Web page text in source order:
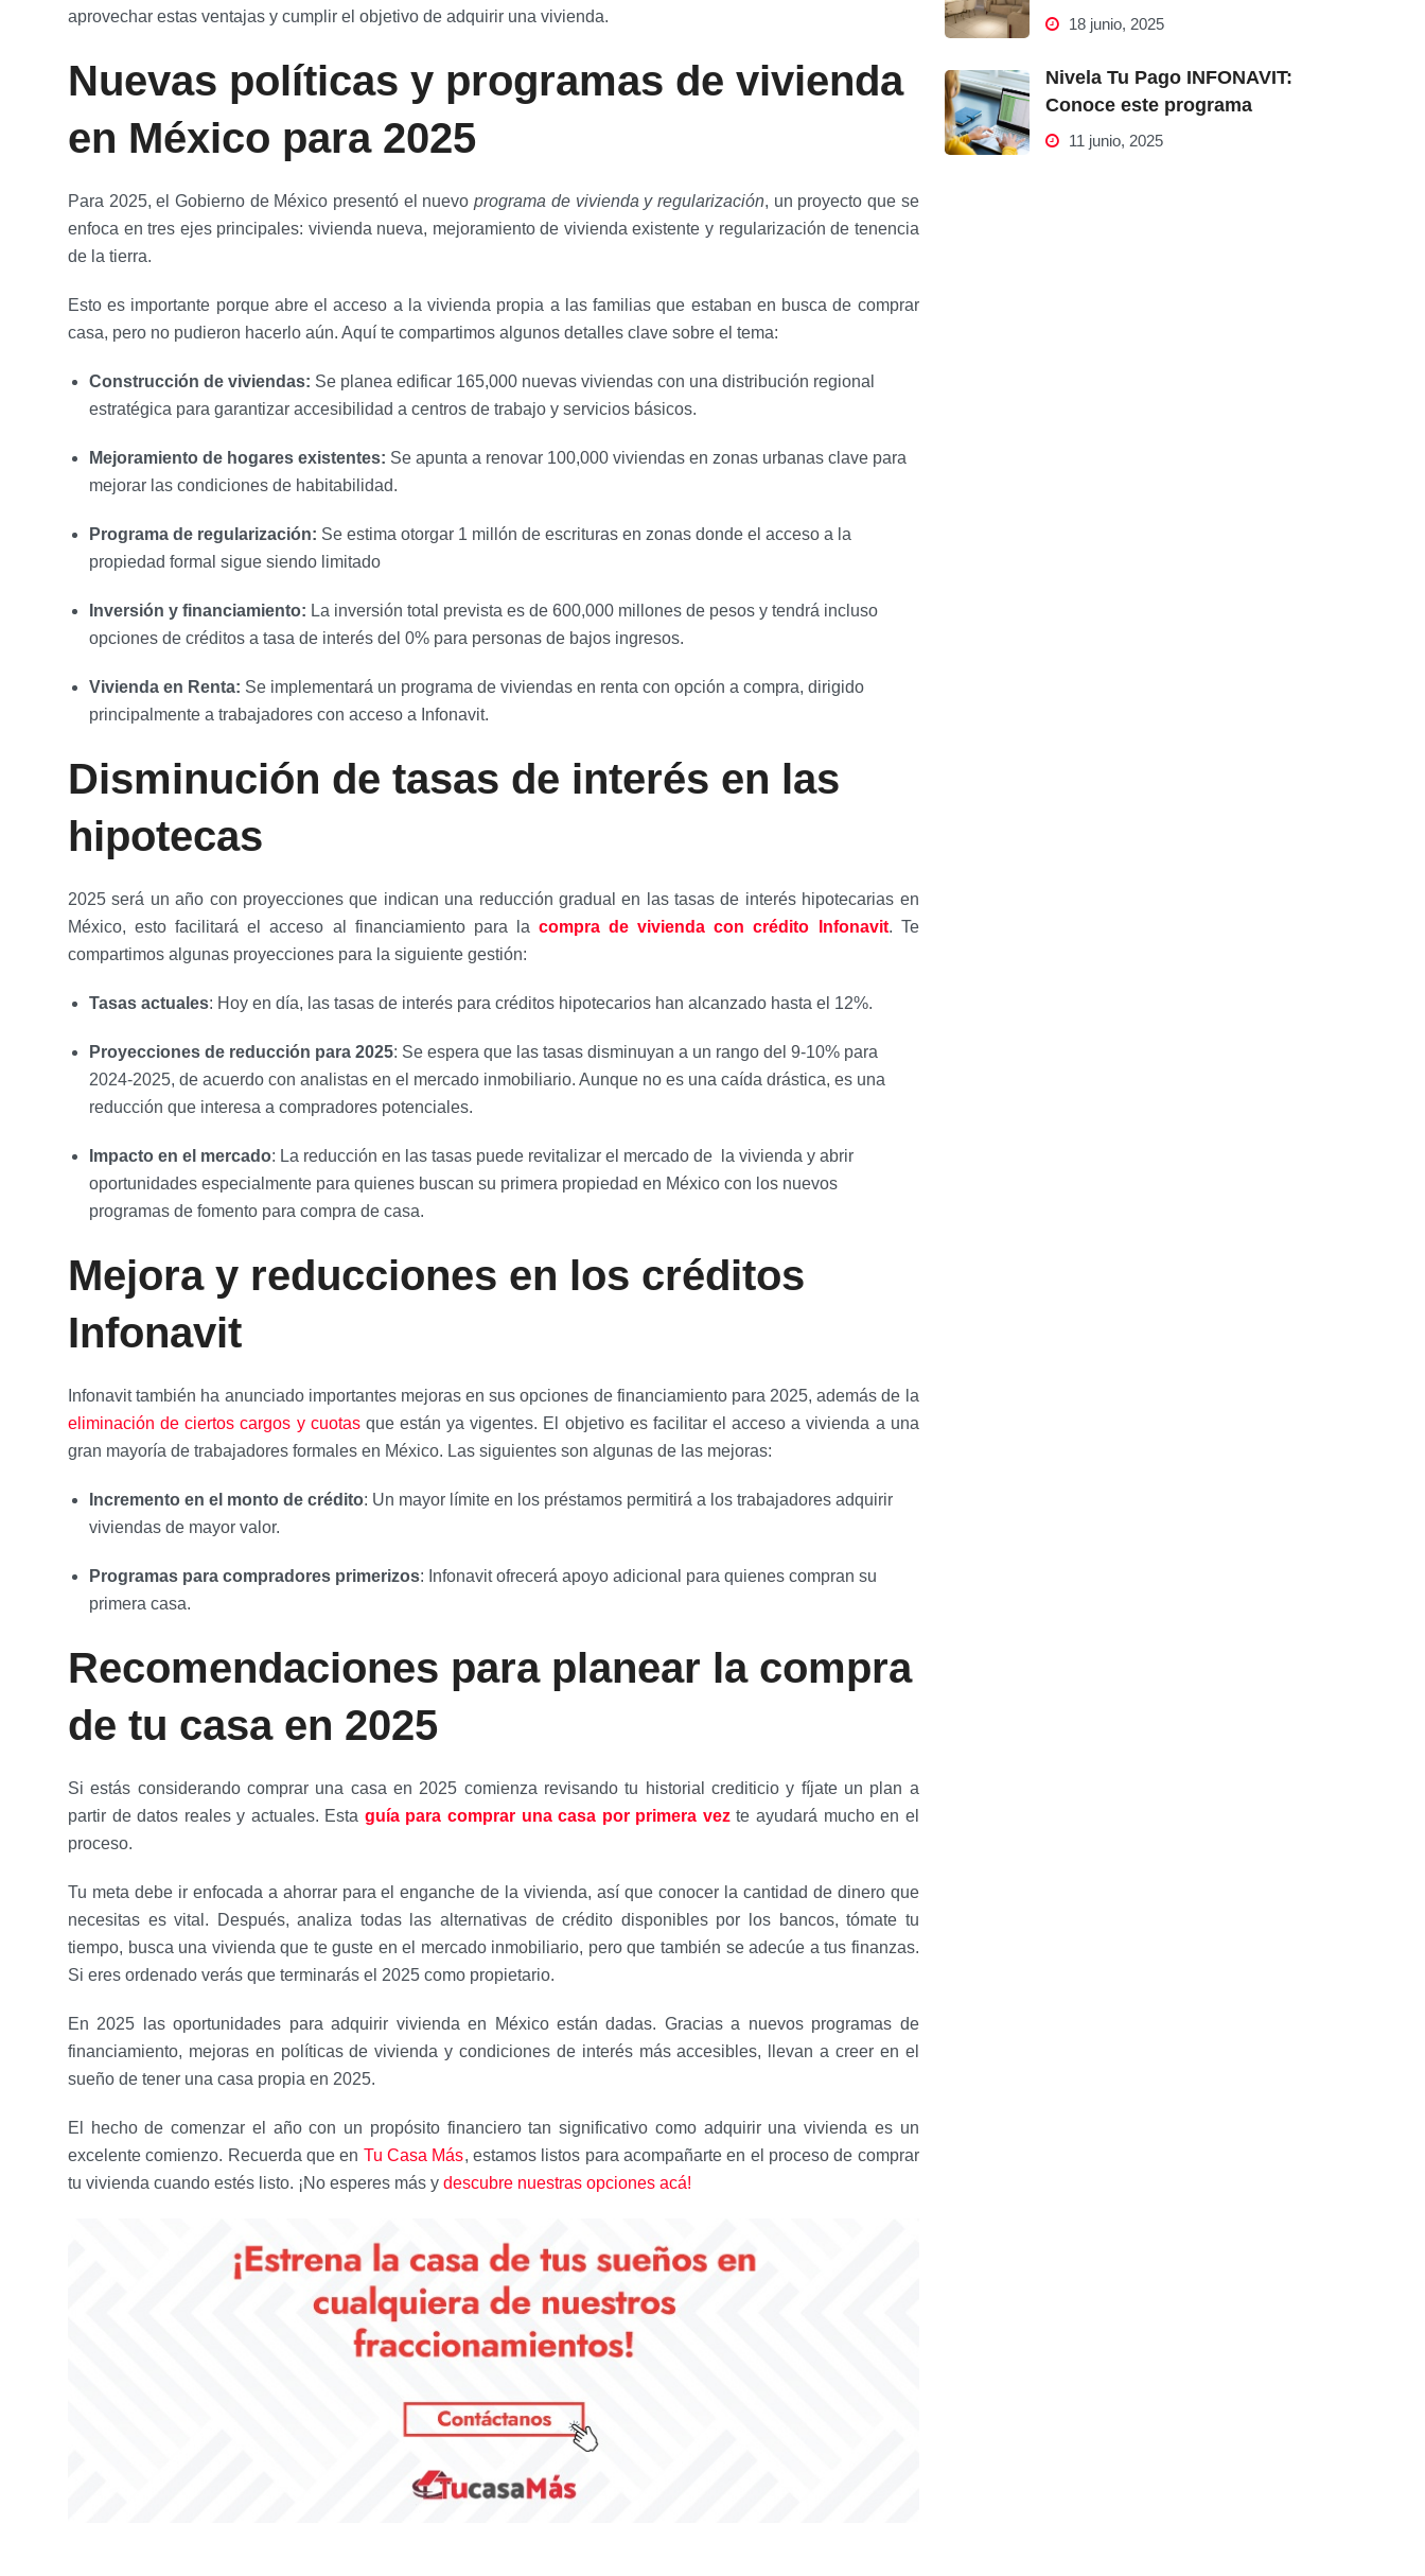
aprovechar estas ventajas y cumplir el objetivo de adquirir una vivienda.
Nuevas políticas y programas de vivienda
en México para 2025
Para 2025, el Gobierno de México presentó el nuevoprograma de vivienda y regularización, un proyecto que se
enfoca en tres ejes principales: vivienda nueva, mejoramiento de vivienda existente y regularización de tenencia
de la tierra.
Esto es importante porque abre el acceso a la vivienda propia a las familias que estaban en busca de comprar
casa, pero no pudieron hacerlo aún. Aquí te compartimos algunos detalles clave sobre el tema:
Construcción de viviendas: Se planea edificar 165,000 nuevas viviendas con una distribución regional
estratégica para garantizar accesibilidad a centros de trabajo y servicios básicos.
Mejoramiento de hogares existentes: Se apunta a renovar 100,000 viviendas en zonas urbanas clave para
mejorar las condiciones de habitabilidad.
Programa de regularización: Se estima otorgar 1 millón de escrituras en zonas donde el acceso a la
propiedad formal sigue siendo limitado
Inversión y financiamiento: La inversión total prevista es de 600,000 millones de pesos y tendrá incluso
opciones de créditos a tasa de interés del 0% para personas de bajos ingresos.
Vivienda en Renta: Se implementará un programa de viviendas en renta con opción a compra, dirigido
principalmente a trabajadores con acceso a Infonavit.
Disminución de tasas de interés en las
hipotecas
2025 será un año con proyecciones que indican una reducción gradual en las tasas de interés hipotecarias en
México, esto facilitará el acceso al financiamiento para la compra de vivienda con crédito Infonavit. Te
compartimos algunas proyecciones para la siguiente gestión:
Tasas actuales: Hoy en día, las tasas de interés para créditos hipotecarios han alcanzado hasta el 12%.
Proyecciones de reducción para 2025: Se espera que las tasas disminuyan a un rango del 9-10% para
2024-2025, de acuerdo con analistas en el mercado inmobiliario. Aunque no es una caída drástica, es una
reducción que interesa a compradores potenciales.
Impacto en el mercado: La reducción en las tasas puede revitalizar el mercado de la vivienda y abrir
oportunidades especialmente para quienes buscan su primera propiedad en México con los nuevos
programas de fomento para compra de casa.
Mejora y reducciones en los créditos
Infonavit
Infonavit también ha anunciado importantes mejoras en sus opciones de financiamiento para 2025, además de la
eliminación de ciertos cargos y cuotasque están ya vigentes. El objetivo es facilitar el acceso a vivienda a una
gran mayoría de trabajadores formales en México. Las siguientes son algunas de las mejoras:
Incremento en el monto de crédito: Un mayor límite en los préstamos permitirá a los trabajadores adquirir
viviendas de mayor valor.
Programas para compradores primerizos: Infonavit ofrecerá apoyo adicional para quienes compran su
primera casa.
Recomendaciones para planear la compra
de tu casa en 2025
Si estás considerando comprar una casa en 2025 comienza revisando tu historial crediticio y fíjate un plan a
partir de datos reales y actuales. Esta guía para comprar una casa por primera vezte ayudará mucho en el
proceso.
Tu meta debe ir enfocada a ahorrar para el enganche de la vivienda, así que conocer la cantidad de dinero que
necesitas es vital. Después, analiza todas las alternativas de crédito disponibles por los bancos, tómate tu
tiempo, busca una vivienda que te guste en el mercado inmobiliario, pero que también se adecúe a tus finanzas.
Si eres ordenado verás que terminarás el 2025 como propietario.
En 2025 las oportunidades para adquirir vivienda en México están dadas. Gracias a nuevos programas de
financiamiento, mejoras en políticas de vivienda y condiciones de interés más accesibles, llevan a creer en el
sueño de tener una casa propia en 2025.
El hecho de comenzar el año con un propósito financiero tan significativo como adquirir una vivienda es un
excelente comienzo. Recuerda que en Tu Casa Más, estamos listos para acompañarte en el proceso de comprar
tu vivienda cuando estés listo. ¡No esperes más y descubre nuestras opciones acá!
18 junio, 2025
Nivela Tu Pago INFONAVIT:
Conoce este programa
11 junio, 2025